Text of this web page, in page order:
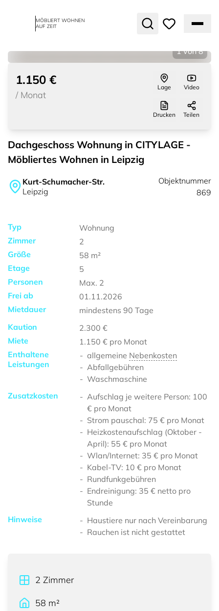
MÖBLIERT WOHNEN
AUF ZEIT
1 von 8
1.150 €
/ Monat
Lage Video
Drucken Teilen
Dachgeschoss Wohnung in CITYLAGE -
Möbliertes Wohnen in Leipzig
Kurt-Schumacher-Str.
Leipzig
Objektnummer
869
Typ
Wohnung
Zimmer
2
Größe
58 m²
Etage
5
Personen
Max. 2
Frei ab
01.11.2026
Mietdauer
mindestens 90 Tage
Kaution
2.300 €
Miete
1.150 € pro Monat
Enthaltene
Leistungen
allgemeine Nebenkosten
Abfallgebühren
Waschmaschine
Zusatzkosten
Aufschlag je weitere Person: 100
€ pro Monat
Strom pauschal: 75 € pro Monat
Heizkostenaufschlag (Oktober -
April): 55 € pro Monat
Wlan/Internet: 35 € pro Monat
Kabel-TV: 10 € pro Monat
Rundfunkgebühren
Endreinigung: 35 € netto pro
Stunde
Hinweise
Haustiere nur nach Vereinbarung
Rauchen ist nicht gestattet
2 Zimmer
58 m²